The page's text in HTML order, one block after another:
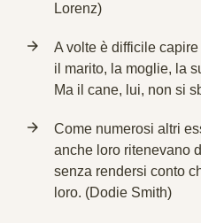
Lorenz)
A volte è difficile
il marito, la moglie, la
Ma il cane, lui, non si
Come numerosi altri
anche loro ritenevano
senza rendersi conto
loro. (Dodie Smith)